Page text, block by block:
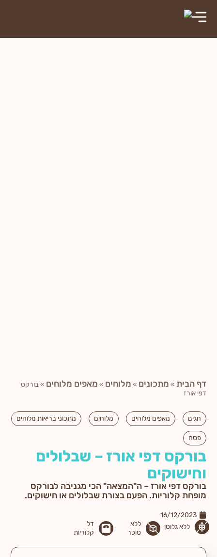
דף הבית » מתכונים » מלוחים » מאפים מלוחים »בורקס
דפי אורז
חגים מאפים מלוחים מלוחים מתכוני בריאות מלוחים
פסח
בורקס דפי אורז – שבלולים
וחישוקים
בורקס דפי אורז – ה"המצאה" הכי מגניבה לבורקס
מופחת קלוריות. הפעם בצורת שבלולים או חישוקים.
16/12/2023
ללא גלוטן
ללא
סוכר
דל
קלוריות